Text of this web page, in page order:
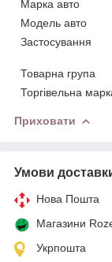
Марка авто
Модель авто
Застосування
Товарна група
Торгівельна
Приховати
Умови
Нова Пошта
Магазини
Укрпошта